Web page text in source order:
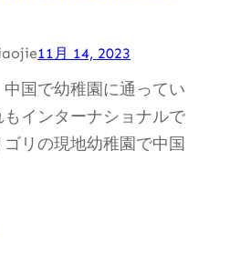
11月 14, 2023
中国で幼稚園に通ってい
もインターナショナルで
リの現地幼稚園で中国